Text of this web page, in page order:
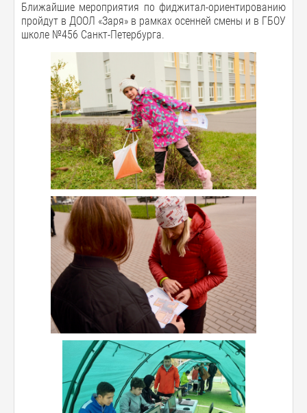
Ближайшие мероприятия по фиджитал-ориентированию
пройдут в ДООЛ «Заря» в рамках осенней смены и в ГБОУ
школе №456 Санкт-Петербурга.